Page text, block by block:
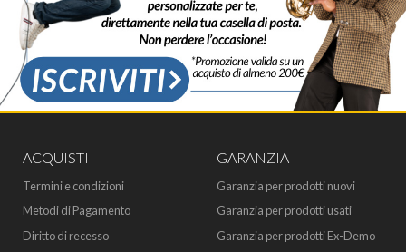
ACQUISTI
Termini e condizioni
Metodi di Pagamento
Diritto di recesso
GARANZIA
Garanzia per prodotti nuovi
Garanzia per prodotti usati
Garanzia per prodotti Ex-Demo